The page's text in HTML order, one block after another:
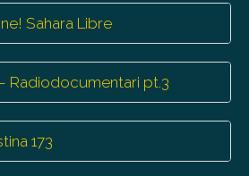
Sahara Libre
Radiodocumentari pt.3
173